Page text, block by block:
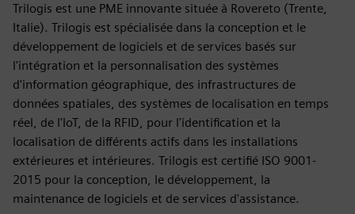
Trilogis est une PME innovante située à Rovereto (Trente,
Italie). Trilogis est spécialisée dans la conception et le
développement de logiciels et de services basés sur
l'intégration et la personnalisation des systèmes
d'information géographique, des infrastructures de
données spatiales, des systèmes de localisation en temps
réel, de l'IoT, de la RFID, pour l'identification et la
localisation de différents actifs dans les installations
extérieures et intérieures. Trilogis est certifié ISO 9001-
2015 pour la conception, le développement, la
maintenance de logiciels et de services d'assistance.